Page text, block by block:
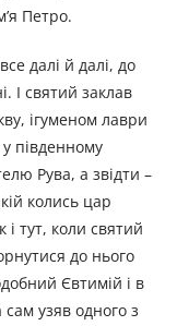
Петро.
далі й далі, до
І святий заклав
ігуменом лаври
південному
Рува, а звідти –
колись цар
тут, коли святий
до нього
Євтимій і в
узяв одного з